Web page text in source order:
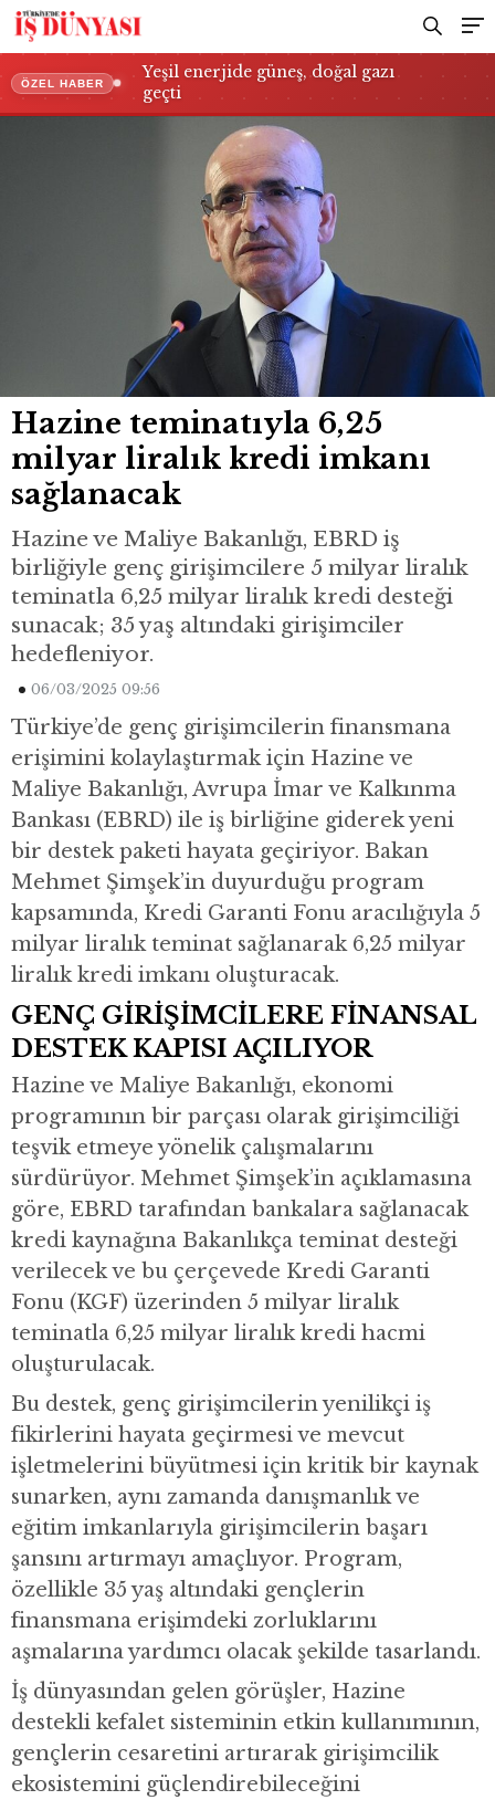
ÖZEL HABER
Yeşil enerjide güneş, doğal gazı
geçti
Hazine teminatıyla 6,25
milyar liralık kredi imkanı
sağlanacak
Hazine ve Maliye Bakanlığı, EBRD iş
birliğiyle genç girişimcilere 5 milyar liralık
teminatla 6,25 milyar liralık kredi desteği
sunacak; 35 yaş altındaki girişimciler
hedefleniyor.
06/03/2025 09:56
Türkiye’de genç girişimcilerin finansmana
erişimini kolaylaştırmak için Hazine ve
Maliye Bakanlığı, Avrupa İmar ve Kalkınma
Bankası (EBRD) ile iş birliğine giderek yeni
bir destek paketi hayata geçiriyor. Bakan
Mehmet Şimşek’in duyurduğu program
kapsamında, Kredi Garanti Fonu aracılığıyla 5
milyar liralık teminat sağlanarak 6,25 milyar
liralık kredi imkanı oluşturacak.
GENÇ GİRİŞİMCİLERE FİNANSAL
DESTEK KAPISI AÇILIYOR
Hazine ve Maliye Bakanlığı, ekonomi
programının bir parçası olarak girişimciliği
teşvik etmeye yönelik çalışmalarını
sürdürüyor. Mehmet Şimşek’in açıklamasına
göre, EBRD tarafından bankalara sağlanacak
kredi kaynağına Bakanlıkça teminat desteği
verilecek ve bu çerçevede Kredi Garanti
Fonu (KGF) üzerinden 5 milyar liralık
teminatla 6,25 milyar liralık kredi hacmi
oluşturulacak.
Bu destek, genç girişimcilerin yenilikçi iş
fikirlerini hayata geçirmesi ve mevcut
işletmelerini büyütmesi için kritik bir kaynak
sunarken, aynı zamanda danışmanlık ve
eğitim imkanlarıyla girişimcilerin başarı
şansını artırmayı amaçlıyor. Program,
özellikle 35 yaş altındaki gençlerin
finansmana erişimdeki zorluklarını
aşmalarına yardımcı olacak şekilde tasarlandı.
İş dünyasından gelen görüşler, Hazine
destekli kefalet sisteminin etkin kullanımının,
gençlerin cesaretini artırarak girişimcilik
ekosistemini güçlendirebileceğini